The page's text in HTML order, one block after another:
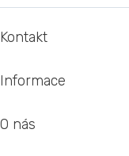
á
t
Kontakt
Informace
O nás